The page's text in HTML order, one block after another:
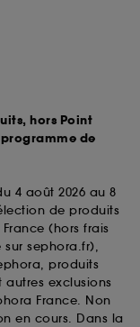
hors Point
de
4 août 2026 au 8
de produits
(hors frais
sur sephora.fr),
produits
exclusions
France. Non
en cours. Dans la